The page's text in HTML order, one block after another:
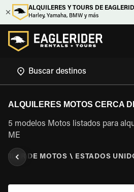
ALQUILERES Y TOURS DE
Harley, Yamaha, BMW y más
ALQUILERES MOTOS CERCA
5 modelos Motos listados para
ME
DE MOTOS \ ESTADOS